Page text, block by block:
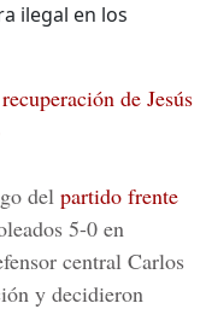
ilegal en los
de Jesús
del partido frente
5-0 en
central Carlos
y decidieron